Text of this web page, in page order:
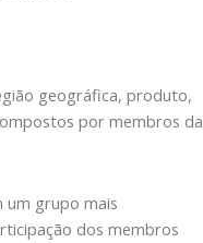
geográfica, produto,
por membros da
um grupo mais
dos membros